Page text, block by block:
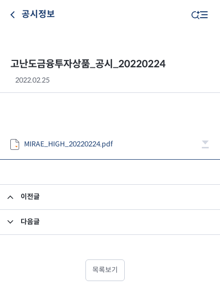
공시정보
고난도금융투자상품_공시_20220224
2022.02.25
MIRAE_HIGH_20220224.pdf
이전글
다음글
목록보기